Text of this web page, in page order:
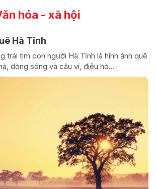
hóa - xã hội
Hà Tĩnh
trái tim con người Hà Tĩnh là hình ảnh quê
dòng sông và câu ví, điệu hò…